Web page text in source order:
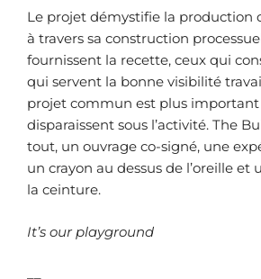
Le projet démystifie la production
à travers sa construction
fournissent la recette, ceux qui
qui servent la bonne visibilité
projet commun est plus important
disparaissent sous l’activité. The
tout, un ouvrage co-signé, une
un crayon au dessus de l’oreille et
la ceinture.
It’s our playground